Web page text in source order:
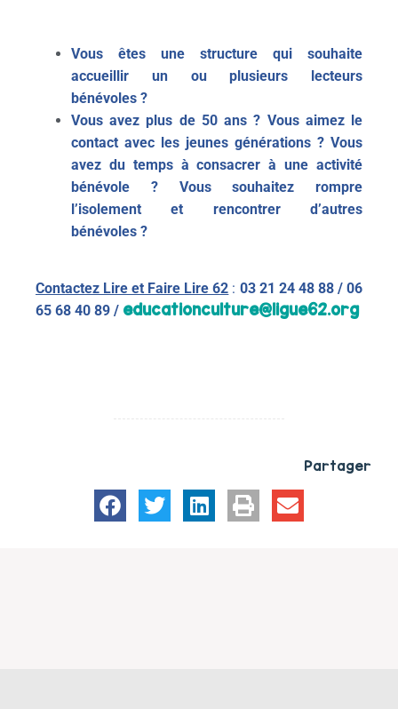
Vous êtes une structure qui souhaite
accueillir un ou plusieurs lecteurs
bénévoles ?
Vous avez plus de 50 ans ? Vous aimez le
contact avec les jeunes générations ? Vous
avez du temps à consacrer à une activité
bénévole ? Vous souhaitez rompre
l’isolement et rencontrer d’autres
bénévoles ?
Contactez Lire et Faire Lire 62 : 03 21 24 48 88 /06
65 68 40 89 / educationculture@ligue62.org
Partager